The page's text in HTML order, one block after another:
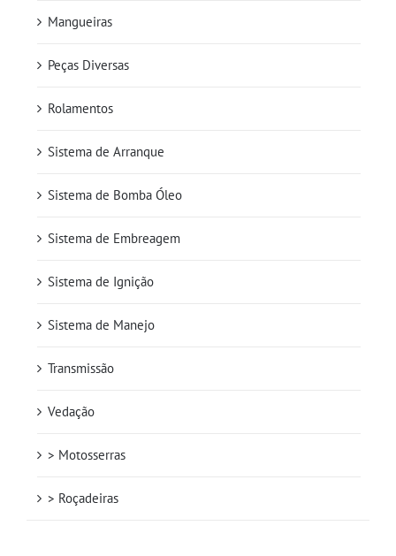
Mangueiras
Peças Diversas
Rolamentos
Sistema de Arranque
Sistema de Bomba Óleo
Sistema de Embreagem
Sistema de Ignição
Sistema de Manejo
Transmissão
Vedação
> Motosserras
> Roçadeiras